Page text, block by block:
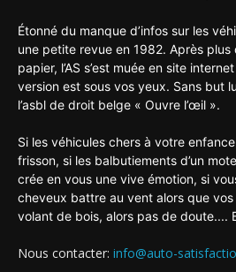
Étonné du manque d’infos sur les
une petite revue en 1982. Après
papier, l’AS s’est muée en site
version est sous vos yeux. Sans but
l’asbl de droit belge « Ouvre l’œil ».
Si les véhicules chers à votre
frisson, si les balbutiements d’un
crée en vous une vive émotion, si
cheveux battre au vent alors que
volant de bois, alors pas de doute....
Nous contacter: info@auto-